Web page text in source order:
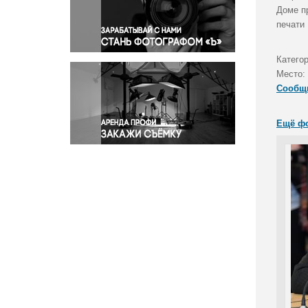
Правосудие
Происшествия и конфликты
Религия
Светская жизнь
Спорт
Экология
Экономика и бизнес
Доме
Место:
Ещё